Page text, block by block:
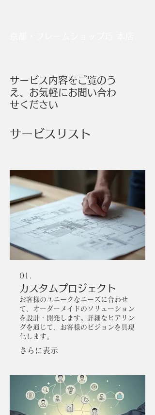
サービス内容をご覧のう
え、お気軽にお問い合わ
せください
サービスリスト
01.
カスタムプロジェクト
お客様のユニークなニーズに合わせ
て、オーダーメイドのソリューション
を設計・開発します。詳細なヒアリン
グを通じて、お客様のビジョンを具現
化します。
さらに表示